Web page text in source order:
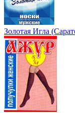
Золотая Игла